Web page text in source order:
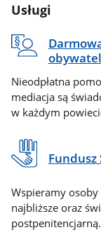
Usługi
Nieodpłatna
mediacja są
w każdym
Wspieramy
najbliższe oraz
postpenitencjarną.